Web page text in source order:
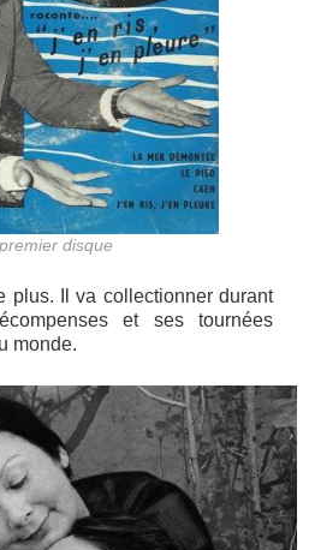
disque
plus. Il va collectionner durant
et ses tournées
monde.